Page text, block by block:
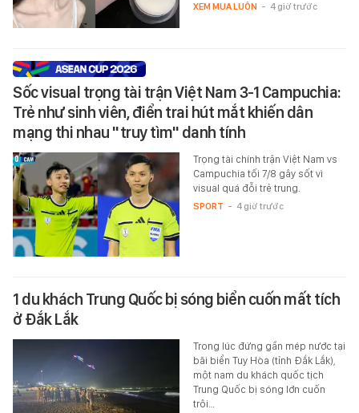
XEM MUA LUÔN - 4 giờ trước
Sốc visual trọng tài trận Việt Nam 3-1 Campuchia:
Trẻ như sinh viên, điển trai hút mắt khiến dân
mạng thi nhau "truy tìm" danh tính
Trọng tài chính trận Việt Nam vs
Campuchia tối 7/8 gây sốt vì
visual quá đỗi trẻ trung.
SPORT - 4 giờ trước
1 du khách Trung Quốc bị sóng biển cuốn mất tích
ở Đắk Lắk
Trong lúc đứng gần mép nước tại
bãi biển Tuy Hòa (tỉnh Đắk Lắk),
một nam du khách quốc tịch
Trung Quốc bị sóng lớn cuốn
trôi…